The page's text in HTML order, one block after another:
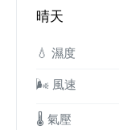
晴天
💧 濕度
🌬️ 風速
🌡️ 氣壓